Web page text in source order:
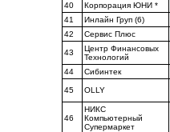
40
Корпорация ЮНИ *
41
Инлайн Груп (6)
42
Сервис Плюс
43
Центр Финансовых
Технологий
44 Сибинтек
45 OLLY
46
НИКС
Компьютерный
Супермаркет